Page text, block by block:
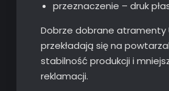
przeznaczenie – druk
Dobrze dobrane atramenty
przekładają się na
stabilność produkcji i
reklamacji.